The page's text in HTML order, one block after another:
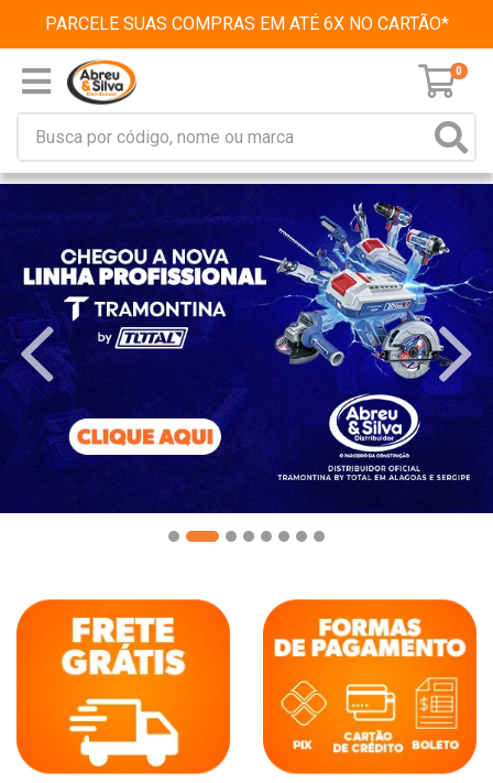
PARCELE SUAS COMPRAS EM ATÉ 6X NO CARTÃO*
0